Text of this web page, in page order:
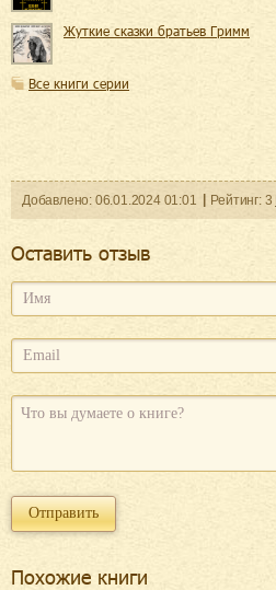
Жуткие сказки братьев Гримм
Все книги серии
Добавленo: 06.01.2024 01:01 Рейтинг: 3
Оcтавить отзыв
Похожие книги